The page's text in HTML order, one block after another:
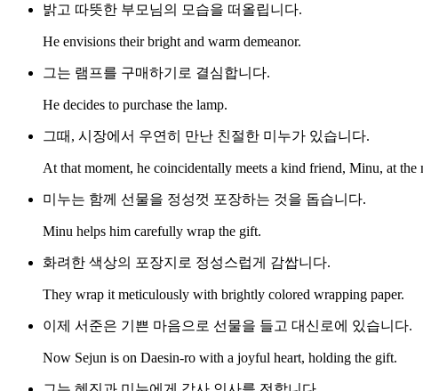
밝고 따뜻한 부모님의 모습을 떠올립니다.
He envisions their bright and warm demeanor.
그는 램프를 구매하기로 결심합니다.
He decides to purchase the lamp.
그때, 시장에서 우연히 만난 친절한 미누가 있습니다.
At that moment, he coincidentally meets a kind friend, Minu, at the
미누는 함께 선물을 정성껏 포장하는 것을 돕습니다.
Minu helps him carefully wrap the gift.
화려한 색상의 포장지로 정성스럽게 감쌉니다.
They wrap it meticulously with brightly colored wrapping paper.
이제 서준은 기쁜 마음으로 선물을 들고 대신로에 있습니다.
Now Sejun is on Daesin-ro with a joyful heart, holding the gift.